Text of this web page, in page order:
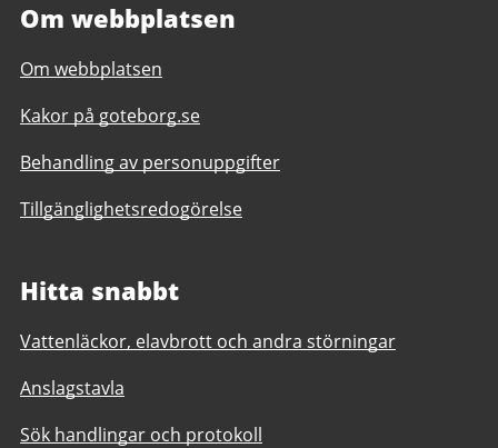
Om webbplatsen
Om webbplatsen
Kakor på goteborg.se
Behandling av personuppgifter
Tillgänglighetsredogörelse
Hitta snabbt
Vattenläckor, elavbrott och andra störningar
Anslagstavla
Sök handlingar och protokoll